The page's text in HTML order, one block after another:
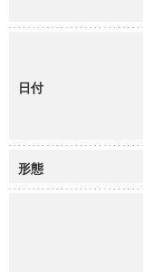
日付
形態